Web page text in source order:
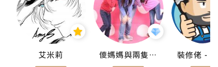
艾米莉 儍媽媽與兩隻小魔怪之家